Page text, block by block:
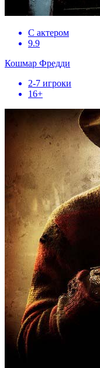
С актером
9.9
Кошмар Фредди
2-7 игроки
16+